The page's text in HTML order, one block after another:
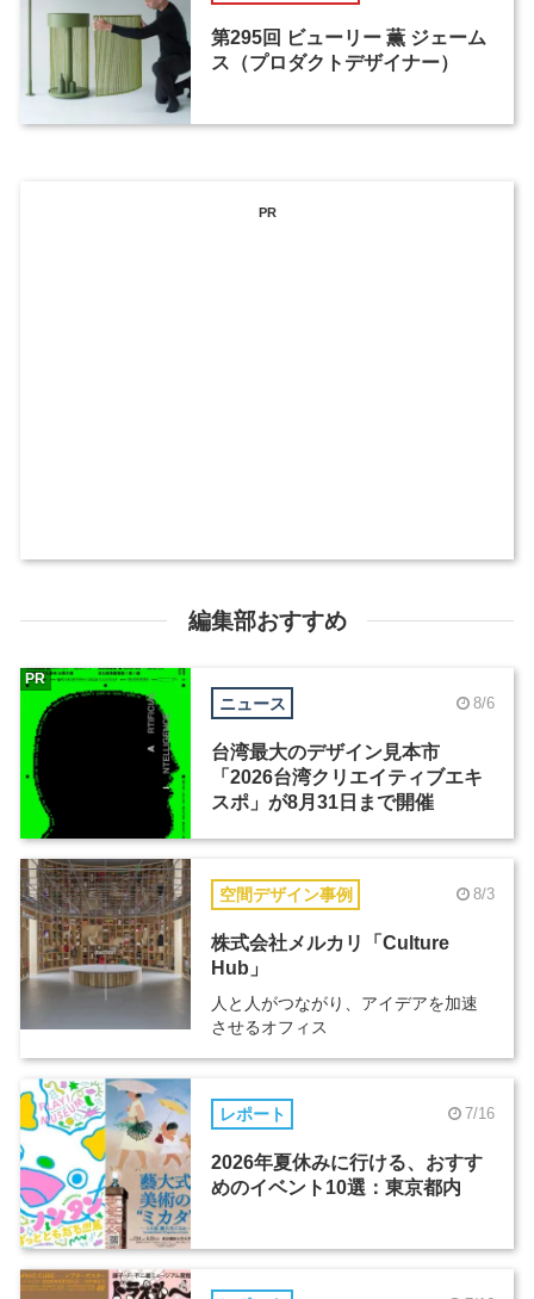
第295回 ビューリー 薫 ジェーム
ス（プロダクトデザイナー）
PR
編集部おすすめ
ニュース 8/6
台湾最大のデザイン見本市
「2026台湾クリエイティブエキ
スポ」が8月31日まで開催
PR
空間デザイン事例 8/3
株式会社メルカリ「Culture
Hub」
人と人がつながり、アイデアを加速
させるオフィス
レポート 7/16
2026年夏休みに行ける、おすす
めのイベント10選：東京都内